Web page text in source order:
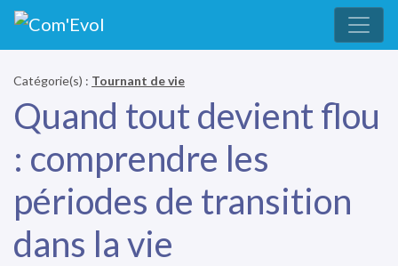
Catégorie(s) : Tournant de vie
Quand tout devient flou
: comprendre les
périodes de transition
dans la vie